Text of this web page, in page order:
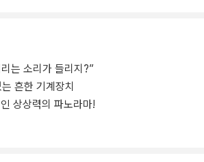
는 소리가 들리지?”
흔한 기계장치
상상력의 파노라마!